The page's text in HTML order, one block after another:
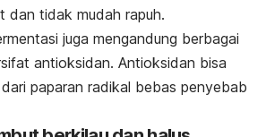
dan tidak mudah rapuh.
juga mengandung berbagai
antioksidan. Antioksidan bisa
paparan radikal bebas penyebab